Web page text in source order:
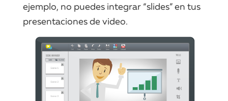
ejemplo, no puedes integrar “slides” en tus
presentaciones de video.